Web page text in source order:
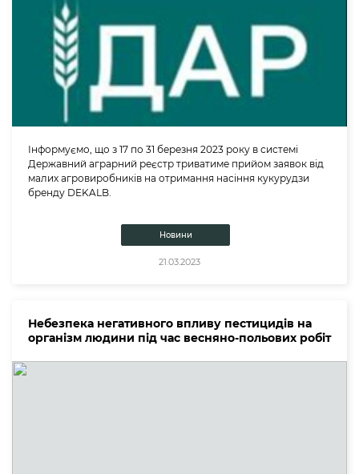
Інформуємо, що з 17 по 31 березня 2023 року в системі
Державний аграрний реєстр триватиме прийом заявок від
малих агровиробників на отримання насіння кукурудзи
бренду DEKALB.
Новини
21.03.2023
Небезпека негативного впливу пестицидів на
організм людини під час весняно-польових робіт